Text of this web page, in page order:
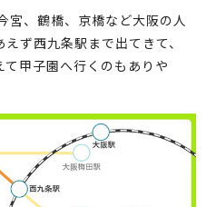
宮、鶴橋、京橋など大阪の人
ず西九条駅まで出てきて、
甲子園へ行くのもありや